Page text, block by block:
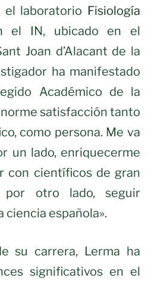
el laboratorio Fisiología
el IN, ubicado en el
Joan d’Alacant de la
ha manifestado
Académico de la
satisfacción tanto
como persona. Me va
un lado, enriquecerme
con científicos de gran
por otro lado, seguir
ciencia española».
su carrera, Lerma ha
significativos en el